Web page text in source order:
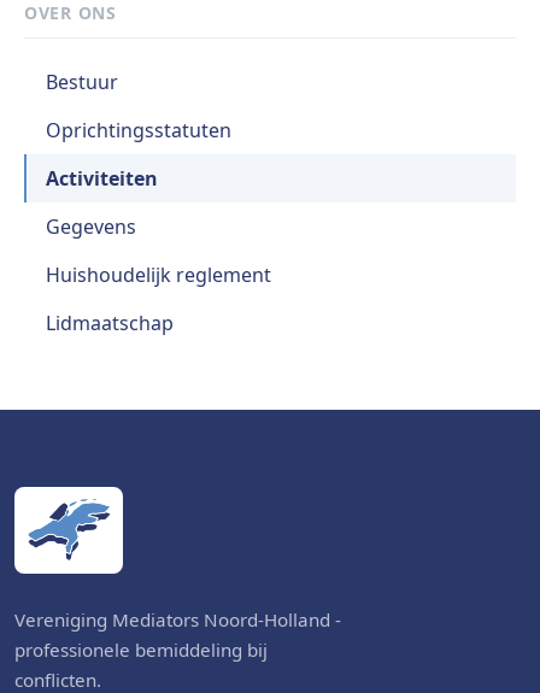
OVER ONS
Bestuur
Oprichtingsstatuten
Activiteiten
Gegevens
Huishoudelijk reglement
Lidmaatschap
Vereniging Mediators Noord-Holland -
professionele bemiddeling bij
conflicten.